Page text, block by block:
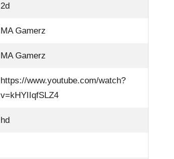
2d
MA Gamerz
MA Gamerz
https://www.youtube.com/watch?
v=kHYIIqfSLZ4
hd